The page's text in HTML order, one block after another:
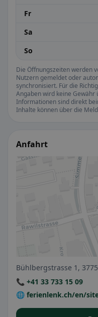
Fr
Sa
So
Die Öffnungszeiten werden
Nutzern gemeldet oder
synchronisiert. Für die
Angaben wird keine
Informationen sind direkt
Inhalte können über die
Anfahrt
Bühlbergstrasse 1,
📞 +41 33 733 15 09
🌐 ferienlenk.ch/en/